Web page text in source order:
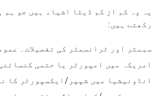
یہ وہ کم از کم ڈیٹا اشیاء ہیں جو
رکھتے ہیں:
سبمٹر اور ٹرانسمٹر کی تفصیلات۔
امریکہ میں امپورٹر یا حتمی
انڈونیشیا میں شپپر/ایکسپورٹر کا